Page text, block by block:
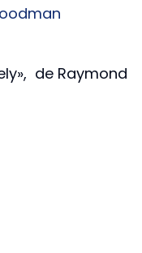
de Raymond